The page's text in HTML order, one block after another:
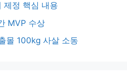
제정 핵심 내용
MVP 수상
몰 100kg 사살 소동